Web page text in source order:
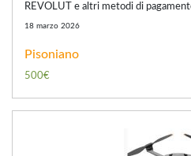
REVOLUT e altri metodi di
18 marzo 2026
Pisoniano
500€